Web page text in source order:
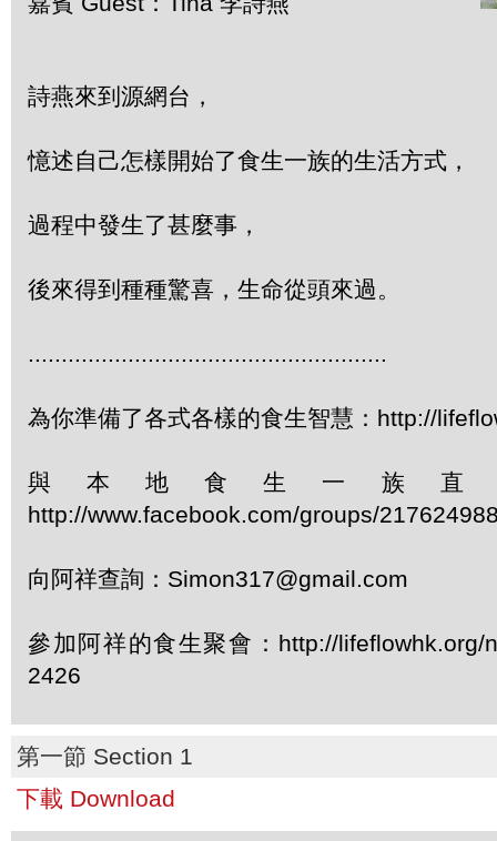
詩燕來到源網台，
憶述自己怎樣開始了食生一族的生活方式，
過程中發生了甚麼事，
後來得到種種驚喜，生命從頭來過。
......................................................
為你準備了各式各樣的食生智慧：http://
與本地食生一族直
http://www.facebook.com/groups/
向阿祥查詢：Simon317@gmail.com
參加阿祥的食生聚會：http://lifeflowhk.org/
2426
第一節 Section 1
下載 Download